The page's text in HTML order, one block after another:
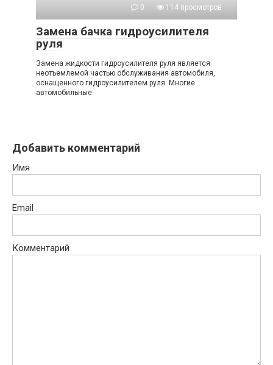
0
114 просмотров
Замена бачка гидроусилителя
руля
Замена жидкости гидроусилителя руля является
неотъемлемой частью обслуживания автомобиля,
оснащенного гидроусилителем руля. Многие
автомобильные
Добавить комментарий
Имя
Email
Комментарий